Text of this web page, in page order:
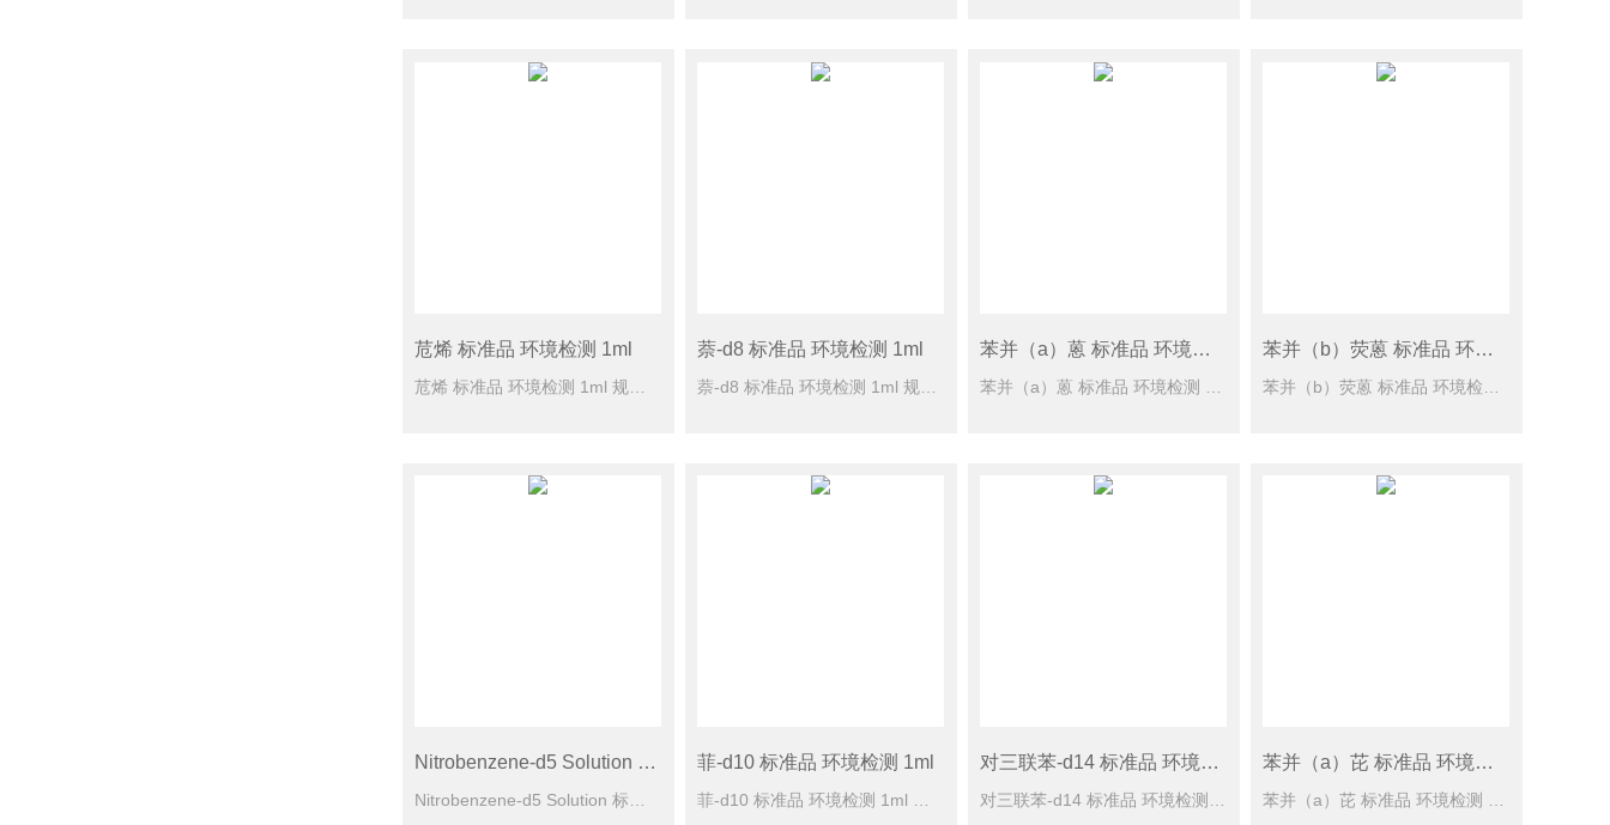
苊烯 标准品 环境检测 1ml 萘-d8 标准品 环境检测 1ml 苯并（a）蒽 标准品 环境检测 1ml 苯并（b）荧蒽 标准品 环境检测 1ml
Nitrobenzene-d5 Solution 标准品 环境检测
Nitrobenzene-d5 Solution 标准品 环境检测 规格型号： 2000mg/L于二氯甲烷，1 ml CAS号： [4165-60-0] 单位： 瓶 储蓄条件： -10度
菲-d10 标准品 环境检测 1ml
菲-d10 标准品 环境检测 1ml 规格型号： 1000mg/L于二氯甲烷，1 ml CAS号： [1517-22-2] 单位： 瓶 储蓄条件： -10度
对三联苯-d14 标准品 环境检测 1ml
对三联苯-d14 标准品 环境检测 1ml 规格型号： 2000mg/L于二氯甲烷，1ml CAS号： [1718-51-0] 单位： 瓶 储蓄条件： -10度
苯并（a）芘 标准品 环境检测 1ml
苯并（a）芘 标准品 环境检测 1ml 规格型号： 100mg/L于乙腈，1 ml CAS号： [50-32-8] 单位： 瓶 储蓄条件： 6℃保存​